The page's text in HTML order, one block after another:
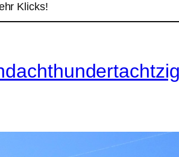
Klicks!